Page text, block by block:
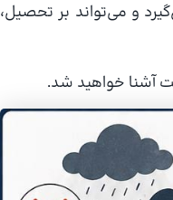
و می‌تواند بر تحصیل،
آشنا خواهید شد.